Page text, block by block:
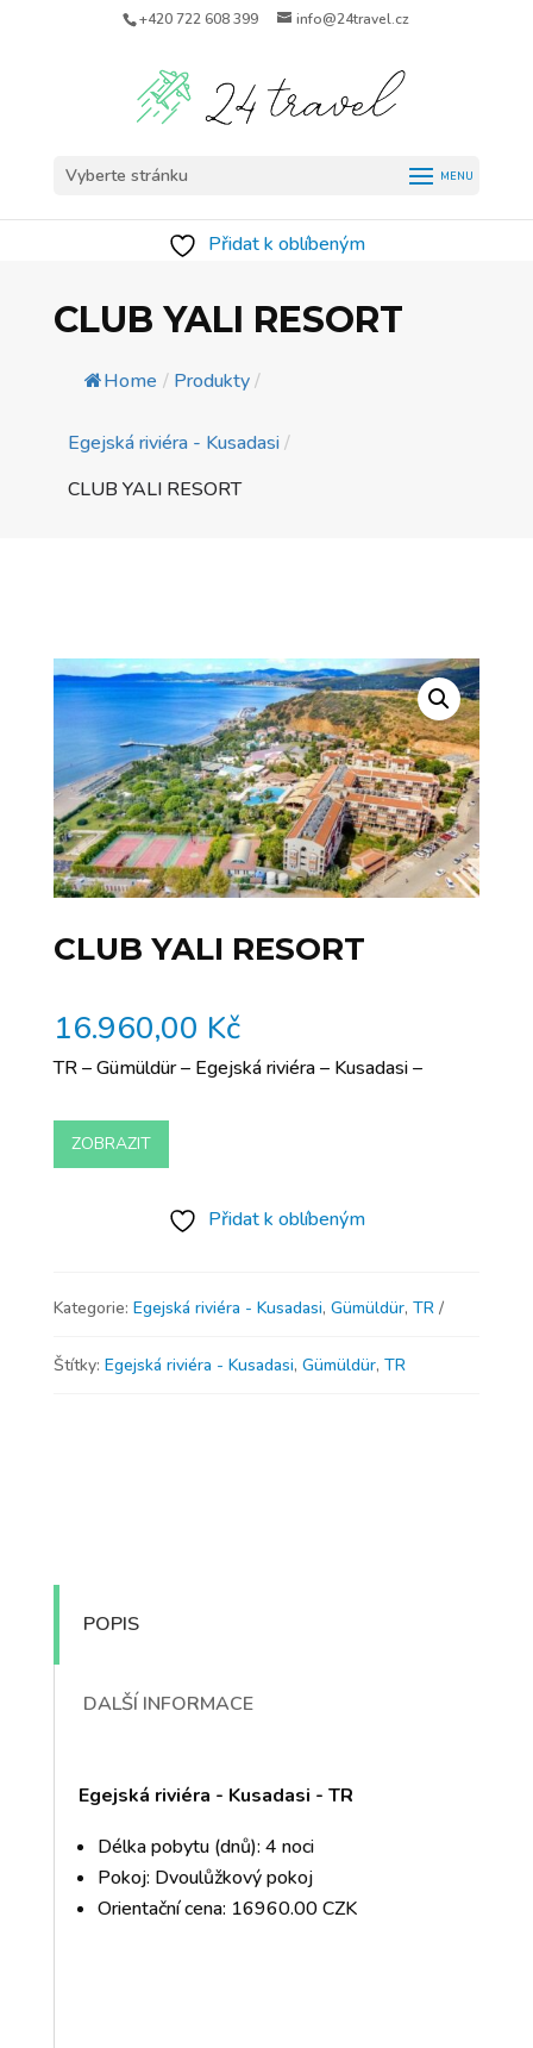
+420 722 608 399 info@24travel.cz
Vyberte stránku
Přidat k oblíbeným
CLUB YALI RESORT
Home / Produkty/
Egejská riviéra - Kusadasi/
CLUB YALI RESORT
CLUB YALI RESORT
16.960,00 Kč
TR – Gümüldür – Egejská riviéra – Kusadasi –
ZOBRAZIT
Přidat k oblíbeným
Kategorie: Egejská riviéra - Kusadasi, Gümüldür, TR
Štítky: Egejská riviéra - Kusadasi, Gümüldür, TR
POPIS
DALŠÍ INFORMACE
Egejská riviéra - Kusadasi - TR
Délka pobytu (dnů): 4 noci
Pokoj: Dvoulůžkový pokoj
Orientační cena: 16960.00 CZK